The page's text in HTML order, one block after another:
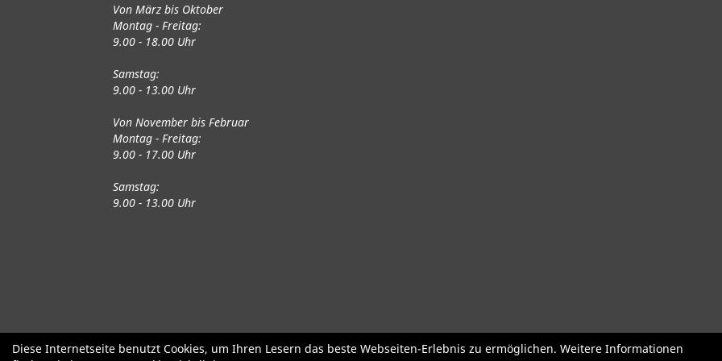
Von März bis Oktober
Montag - Freitag:
9.00 - 18.00 Uhr
Samstag:
9.00 - 13.00 Uhr
Von November bis Februar
Montag - Freitag:
9.00 - 17.00 Uhr
Samstag:
9.00 - 13.00 Uhr
Fahrräder Gute gebrauchte Fahrräder Roller + Laufräder Fahrradzubehör Fahrradteile
Diese Internetseite benutzt Cookies, um Ihren Lesern das beste Webseiten-Erlebnis zu ermöglichen. Weitere Informationen